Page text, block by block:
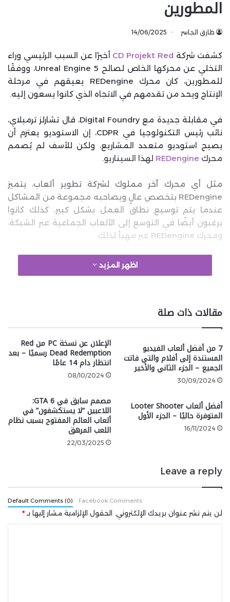
المطورين
طارق الجاسر 14/06/2025
كشفت شركة CD Projekt Red أخيرًا عن السبب الرئيسي وراء
التخلي عن محركها الخاص لصالح Unreal Engine 5، ووفقًا
للمطورين، كان محرك REDengine يعيقهم في مرحلة
الإنتاج ويحد من تقدمهم في الاتجاه الذي كانوا يسعون إليه.
في مقابلة جديدة مع Digital Foundry، قال تشارلز ترمبلاي،
نائب رئيس التكنولوجيا في CDPR، إن الاستوديو يعتزم أن
يصبح استوديو متعدد المشاريع، ولكن للأسف لم يُصمم
محرك REDengine لهذا السيناريو.
مثل أي محرك آخر مملوك لشركة تطوير ألعاب، يتميز
REDengine بتخصص عالٍ ويصاحبه مجموعة من المشاكل
عندما يتم توسيع نطاق العمل بشكل كبير، كذلك كانوا
يرغبون أيضًا في التوسع إلى الألعاب الجماعية عبر الشبكة،
ومحرك REDengine غير مهيأ لذلك.
كنا قد علمنا مؤخرًا أن جمهور The Witcher 4
العرض الأخير لا يتعدى كونه استعراضًا تقنيًا.
google 2
اظهر المزيد
مقالات ذات صلة
7 من أفضل ألعاب الفيديو
المستندة إلى أفلام والتي فاتت
الجميع – الجزء الثاني والأخير
30/09/2024
الإعلان عن نسخة PC من Red
Dead Redemption رسميًا – بعد
انتظار دام 14 عامًا
08/10/2024
أفضل ألعاب Looter Shooter
المتوفرة حاليًا – الجزء الأول
16/11/2024
مصمم سابق في GTA 6:
اللاعبين “لا يستكشفون” في
ألعاب العالم المفتوح بسبب نظام
اللعب المرهق
22/03/2025
Leave a reply
Default Comments (0) Facebook Comments
لن يتم نشر عنوان بريدك الإلكتروني. الحقول الإلزامية مشار إليها بـ *